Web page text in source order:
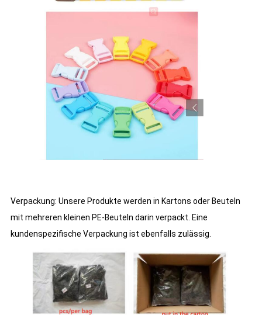
Verpackung: Unsere Produkte werden in Kartons oder Beuteln
mit mehreren kleinen PE-Beuteln darin verpackt. Eine
kundenspezifische Verpackung ist ebenfalls zulässig.